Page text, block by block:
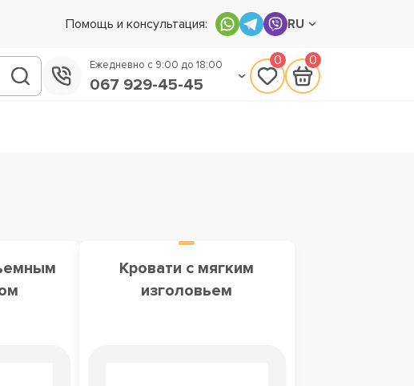
Помощь и консультация: RU
Ежедневно с 9:00 до 18:00
067 929-45-45
0 0
Кровати с мягким
изголовьем